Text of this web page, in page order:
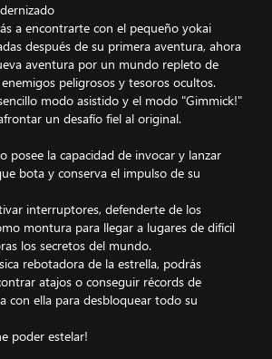
a encontrarte con el pequeño yokai
después de su primera aventura, ahora
aventura por un mundo repleto de
peligrosos y tesoros ocultos.
modo asistido y el modo "Gimmick!"
un desafío fiel al original.
posee la capacidad de invocar y lanzar
bota y conserva el impulso de su
interruptores, defenderte de los
montura para llegar a lugares de difícil
los secretos del mundo.
rebotadora de la estrella, podrás
atajos o conseguir récords de
con ella para desbloquear todo su
poder estelar!